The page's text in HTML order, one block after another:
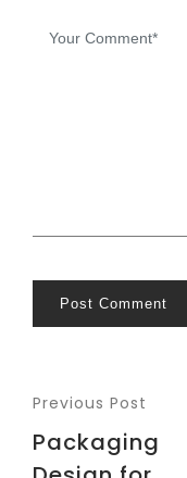
Post Comment
Previous Post
Packaging